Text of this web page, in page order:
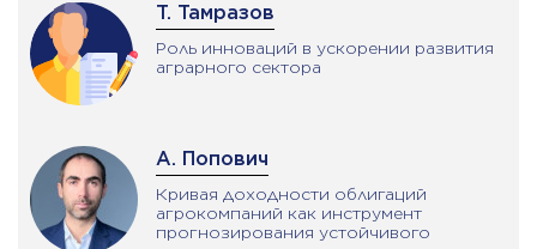
Т. Тамразов
Роль инноваций в ускорении развития
аграрного сектора
А. Попович
Кривая доходности облигаций
агрокомпаний как инструмент
прогнозирования устойчивого